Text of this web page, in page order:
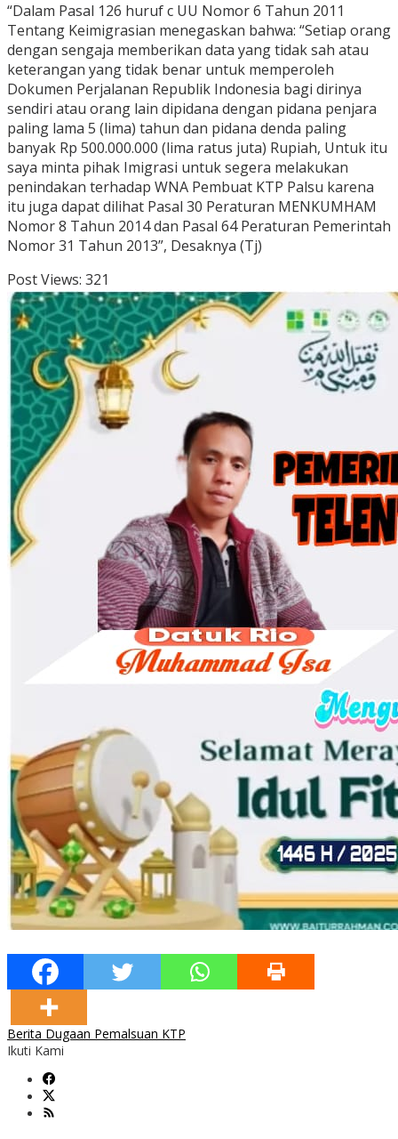
“Dalam Pasal 126 huruf c UU Nomor 6 Tahun 2011
Tentang Keimigrasian menegaskan bahwa: “Setiap orang
dengan sengaja memberikan data yang tidak sah atau
keterangan yang tidak benar untuk memperoleh
Dokumen Perjalanan Republik Indonesia bagi dirinya
sendiri atau orang lain dipidana dengan pidana penjara
paling lama 5 (lima) tahun dan pidana denda paling
banyak Rp 500.000.000 (lima ratus juta) Rupiah, Untuk itu
saya minta pihak Imigrasi untuk segera melakukan
penindakan terhadap WNA Pembuat KTP Palsu karena
itu juga dapat dilihat Pasal 30 Peraturan MENKUMHAM
Nomor 8 Tahun 2014 dan Pasal 64 Peraturan Pemerintah
Nomor 31 Tahun 2013”, Desaknya (Tj)
Post Views: 321
Berita Dugaan Pemalsuan KTP
Ikuti Kami